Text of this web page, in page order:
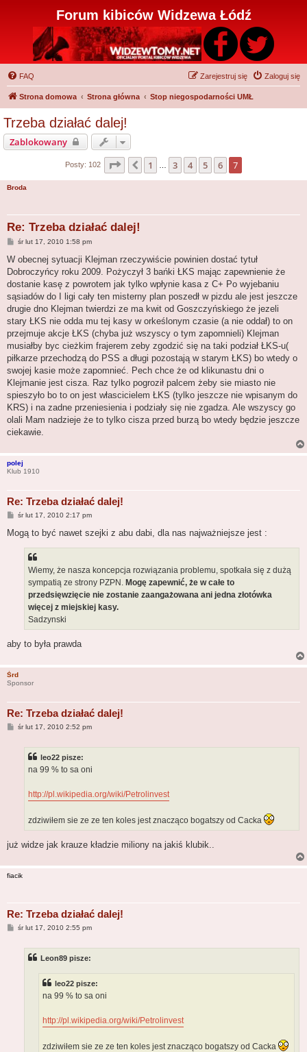
Forum kibiców Widzewa Łódź
FAQ Zaloguj się
Zarejestruj się
Strona domowa Strona główna Stop niegospodarności UMŁ
Trzeba działać dalej!
Zablokowany
Posty: 102 Strona z7
Poprzednia
1 3 4 5 6 7
Broda
Re: Trzeba działać dalej!
P
s
śr lut 17, 2010 1:58 pm
W obecnej sytuacji Klejman rzeczywiście powinien dostać tytuł
Dobroczyńcy roku 2009. Pożyczył 3 bańki ŁKS mając zapewnienie że
dostanie kasę z powrotem jak tylko wpłynie kasa z C+ Po wyjebaniu
sąsiadów do I ligi cały ten misterny plan poszedł w pizdu ale jest jeszcze
drugie dno Klejman twierdzi ze ma kwit od Goszczyńskiego że jezeli
stary ŁKS nie odda mu tej kasy w orkeślonym czasie (a nie oddał) to on
przejmuje akcje ŁKS (chyba już wszyscy o tym zapomnieli) Klejman
musiałby byc cieżkim frajerem zeby zgodzić się na taki podział ŁKS-u(
piłkarze przechodzą do PSS a długi pozostają w starym ŁKS) bo wtedy o
swojej kasie może zapomnieć. Pech chce że od klikunastu dni o
Klejmanie jest cisza. Raz tylko pogroził palcem żeby sie miasto nie
spieszyło bo to on jest włascicielem ŁKS (tylko jeszcze nie wpisanym do
KRS) i na zadne przeniesienia i podziały się nie zgadza. Ale wszyscy go
olali Mam nadzieje że to tylko cisza przed burzą bo wtedy będzie jeszcze
ciekawie.
polej
Klub 1910
Re: Trzeba działać dalej!
P
s
śr lut 17, 2010 2:17 pm
Mogą to być nawet szejki z abu dabi, dla nas najważniejsze jest :
Wiemy, że nasza koncepcja rozwiązania problemu, spotkała się z dużą
sympatią ze strony PZPN. Mogę zapewnić, że w całe to
przedsięwzięcie nie zostanie zaangażowana ani jedna złotówka
więcej z miejskiej kasy.
Sadzynski
aby to była prawda
Śrd
Sponsor
Re: Trzeba działać dalej!
Pśr lut 17, 2010 2:52 pm
leo22 pisze:
na 99 % to sa oni
http://pl.wikipedia.org/wiki/Petrolinvest
zdziwiłem sie ze ze ten koles jest znacząco bogatszy od Cacka
już widze jak krauze kładzie miliony na jakiś klubik..
fiacik
Re: Trzeba działać dalej!
Pśr lut 17, 2010 2:55 pm
Leon89 pisze:
leo22 pisze:
na 99 % to sa oni
http://pl.wikipedia.org/wiki/Petrolinvest
zdziwiłem sie ze ze ten koles jest znacząco bogatszy od Cacka